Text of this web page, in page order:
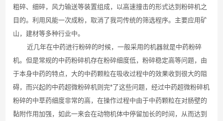
粗碎、细碎，风力输送等装置组成，以高速撞击的形式达到粉碎机之
目的。利用风能一次成粉，取消了我司传统的筛选程序。主要应用矿
山，建材等多种行业中。
近几年在中药进行粉碎的时候，一般采用的机器就是中药粉碎
机。但是常规的中药粉碎机存在粉碎细度低，粉碎稳定高等问题，由
于本身中药的特点，大的中药颗粒在吸收过程中的效果收到很大的阻
碍，而兴起的中药超微粉碎机则完*了这些问题，经过中药超微粉碎机
粉碎的中草药细度非常的高，在操作过程中由于中药颗粒在对肠壁的
黏附作用加强，如此一来会在动物机体中停留加长的时间，从而达到